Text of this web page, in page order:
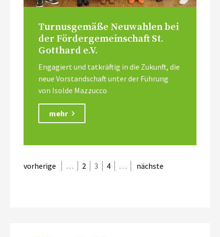
Turnusgemäße Neuwahlen bei
der Fördergemeinschaft St.
Gotthard e.V.
Engagiert und tatkräftig in die Zukunft, die
neue Vorstandschaft unter der Führung
von Isolde Mazzucco
mehr
vorherige … 2 3 4 … nächste